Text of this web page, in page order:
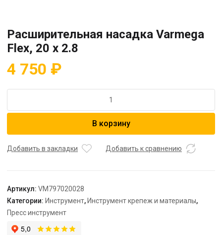
Расширительная насадка Varmega
Flex, 20 x 2.8
4 750 ₽
Расширительная
Flex,
В корзину
Добавить в закладки Добавить к сравнению
Артикул: VM797020028
Категории: Инструмент, Инструмент крепеж и материалы,
Пресс инструмент